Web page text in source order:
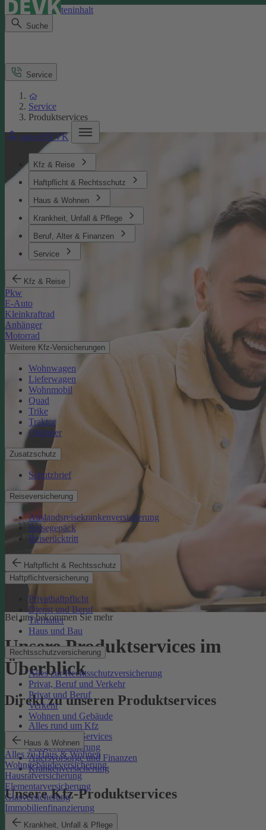
Direkt zum Seiteninhalt
Suche
meineDEVK
Kfz & Reise
Haftpflicht & Rechtsschutz
Haus & Wohnen
Krankheit, Unfall & Pflege
Beruf, Alter & Finanzen
Service
Kfz & Reise
Pkw
E-Auto
Kleinkraftrad
Anhänger
Motorrad
Weitere Kfz-Versicherungen
Wohnwagen
Lieferwagen
Wohnmobil
Quad
Trike
Traktor
Oldtimer
Zusatzschutz
Schutzbrief
Reiseversicherung
Auslandsreisekrankenversicherung
Reisegepäck
Reiserücktritt
Haftpflicht & Rechtsschutz
Haftpflichtversicherung
Privathaftpflicht
Dienst und Beruf
Tierhalter
Haus und Bau
Rechtsschutzversicherung
Alles zur Rechtsschutzversicherung
Privat, Beruf und Verkehr
Privat und Beruf
Verkehr
Wohnen und Gebäude
Haus & Wohnen
Alles zu Haus & Wohnen
Wohngebäudeversicherung
Hausratversicherung
Elementarversicherung
Glasversicherung
Immobilienfinanzierung
Krankheit, Unfall & Pflege
Service
Service
Produktservices
Bei uns bekommen Sie mehr
Unsere Produktservices im
Überblick
Direkt zu unseren Produktservices
Alles rund um Kfz
Rechtsschutz-Services
Pflegeversicherung
Altersvorsorge und Finanzen
Krankenversicherung
Unsere Kfz-Produktservices
eVB-Nummer